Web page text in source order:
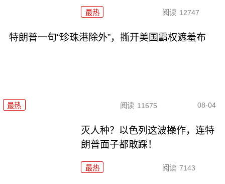
最热 阅读 12747
特朗普一句“珍珠港除外”，撕开美国霸权遮羞布
最热 阅读 11675 08-04
灭人种？以色列这波操作，连特
朗普面子都敢踩！
最热 阅读 7143